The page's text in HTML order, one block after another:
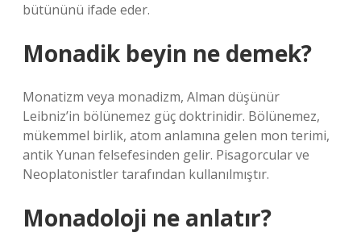
bütününü ifade eder.
Monadik beyin ne demek?
Monatizm veya monadizm, Alman düşünür
Leibniz’in bölünemez güç doktrinidir. Bölünemez,
mükemmel birlik, atom anlamına gelen mon terimi,
antik Yunan felsefesinden gelir. Pisagorcular ve
Neoplatonistler tarafından kullanılmıştır.
Monadoloji ne anlatır?